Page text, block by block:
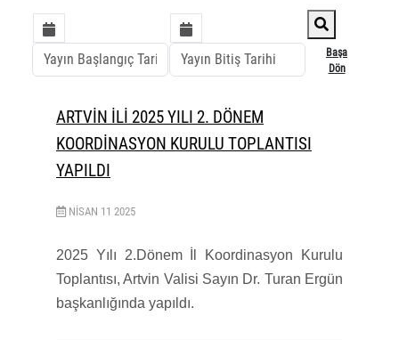
Başa
Dön
ARTVİN İLİ 2025 YILI 2. DÖNEM
KOORDİNASYON KURULU TOPLANTISI
YAPILDI
NISAN 11 2025
2025 Yılı 2.Dönem İl Koordinasyon Kurulu
Toplantısı, Artvin Valisi Sayın Dr. Turan Ergün
başkanlığında yapıldı.